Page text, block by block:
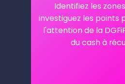
Identifiez les
investiguez les points
l'attention de la
du cash à
Identifiez les
investiguez les points
l'attention de la
du cash à